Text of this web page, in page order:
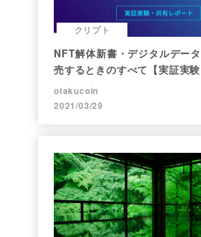
クリプト
NFT解体新書・デジタルデー
売するときのすべて【実証実
ト】
otakucoin
2021/03/29